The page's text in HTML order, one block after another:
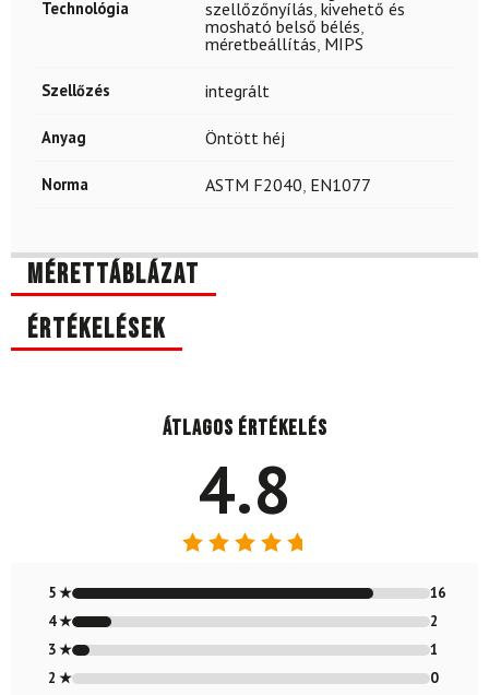
Technológia
szellőzőnyílás kivehető és
mosható belső bélés
méretbeállítás MIPS
Szellőzés integrált
Anyag Öntött héj
Norma ASTM F2040 EN1077
Mérettáblázat
Értékelések
Átlagos értékelés
4.8
4.79/ 5
5 ★
16
4 ★
2
3 ★
1
2 ★
0